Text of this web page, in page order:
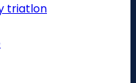
triatlon